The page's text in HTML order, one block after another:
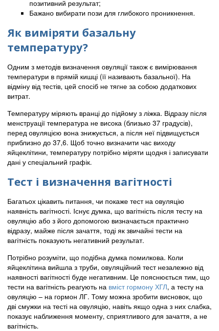
позитивний результат;
Бажано вибирати пози для глибокого проникнення.
Як виміряти базальну
температуру?
Одним з методів визначення овуляції також є вимірювання
температури в прямій кишці (її називають базальної). На
відміну від тестів, цей спосіб не тягне за собою додаткових
витрат.
Температуру міряють вранці до підйому з ліжка. Відразу після
менструації температура не висока (близько 37 градусів),
перед овуляцією вона знижується, а після неї підвищується
приблизно до 37,6. Щоб точно визначити час виходу
яйцеклітини, температуру потрібно міряти щодня і записувати
дані у спеціальний графік.
Тест і визначення вагітності
Багатьох цікавить питання, чи покаже тест на овуляцію
наявність вагітності. Існує думка, що вагітність після тесту на
овуляцію або з його допомогою визначається практично
відразу, майже після зачаття, тоді як звичайні тести на
вагітність показують негативний результат.
Потрібно розуміти, що подібна думка помилкова. Коли
яйцеклітина вийшла з труби, овуляційний тест незалежно від
наявності вагітності буде негативним. Це пояснюється тим, що
тести на вагітність реагують на вміст гормону ХГЛ, а тесту на
овуляцію – на гормон ЛГ. Тому можна зробити висновок, що
дві смужки на тесті на овуляцію, навіть якщо одна з них слабка,
показує наближення моменту, сприятливого для зачаття, а не
вагітність.